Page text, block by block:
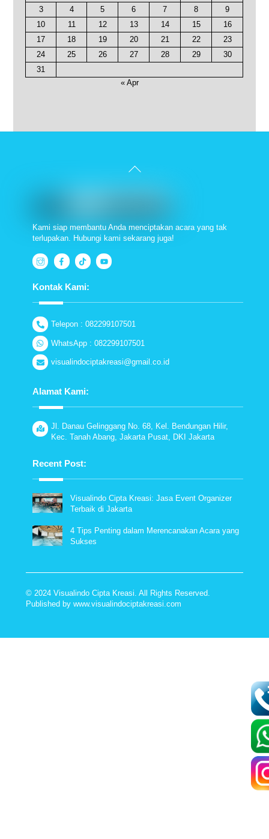
3
4 5 6 7 8
9
10
11 12 13 14 15
16
17
18 19 20 21 22
23
24
25 26 27 28 29
30
31
« Apr
Back
Kami siap membantu Anda menciptakan acara yang tak
terlupakan. Hubungi kami sekarang juga!
Kontak Kami:
Telepon : 082299107501
WhatsApp : 082299107501
visualindociptakreasi@gmail.co.id
Alamat Kami:
Jl. Danau Gelinggang No. 68, Kel. Bendungan Hilir,
Kec. Tanah Abang, Jakarta Pusat, DKI Jakarta
Recent Post:
Visualindo Cipta Kreasi: Jasa Event Organizer
Terbaik di Jakarta
4 Tips Penting dalam Merencanakan Acara yang
Sukses
© 2024 Visualindo Cipta Kreasi. All Rights Reserved.
Published by www.visualindociptakreasi.com